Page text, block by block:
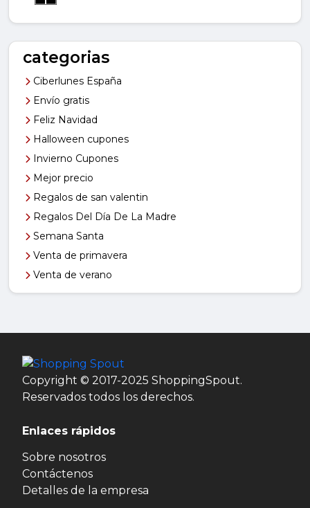
categorias
Ciberlunes España
Envío gratis
Feliz Navidad
Halloween cupones
Invierno Cupones
Mejor precio
Regalos de san valentin
Regalos Del Día De La Madre
Semana Santa
Venta de primavera
Venta de verano
Copyright © 2017-2025 ShoppingSpout.
Reservados todos los derechos.
Enlaces rápidos
Sobre nosotros
Contáctenos
Detalles de la empresa